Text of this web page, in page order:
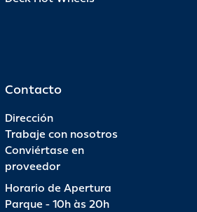
Contacto
Dirección
Trabaje con nosotros
Conviértase en
proveedor
Horario de Apertura
Parque - 10h às 20h